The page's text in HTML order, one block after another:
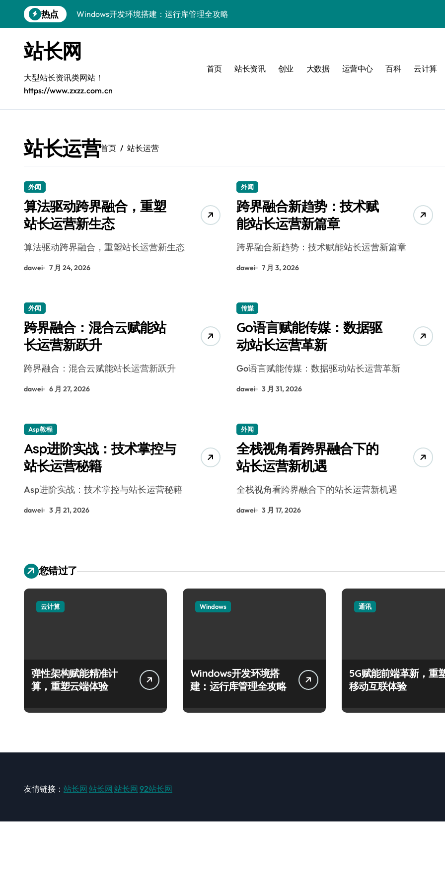
到
热点
Windows开发环境搭建：运行库管理全攻略
鸿蒙云架构下弹性计算优化探索
计算机视觉索引漏洞深度剖析与修复
弹性计算重塑云架构：降本增效实战指南
驭5G之速，铸iOS移动互联新标杆
快速定位漏洞，优化索引效率
站长网
大型站长资讯类网站！
https://www.zxzz.com.cn
首页 站长资讯 创业 大数据 运营中心 百科 云计算
站长运营首页 站长运营
外闻
算法驱动跨界融合，重塑
站长运营新生态
算法驱动跨界融合，重塑站长运营新生态
dawei 7 月 24, 2026
外闻
跨界融合新趋势：技术赋
能站长运营新篇章
跨界融合新趋势：技术赋能站长运营新篇章
dawei 7 月 3, 2026
外闻
跨界融合：混合云赋能站
长运营新跃升
跨界融合：混合云赋能站长运营新跃升
dawei 6 月 27, 2026
传媒
Go语言赋能传媒：数据驱
动站长运营革新
Go语言赋能传媒：数据驱动站长运营革新
dawei 3 月 31, 2026
Asp教程
Asp进阶实战：技术掌控与
站长运营秘籍
Asp进阶实战：技术掌控与站长运营秘籍
dawei 3 月 21, 2026
外闻
全栈视角看跨界融合下的
站长运营新机遇
全栈视角看跨界融合下的站长运营新机遇
dawei 3 月 17, 2026
您错过了
云计算
弹性架构赋能精准计
算，重塑云端体验
Windows
Windows开发环境搭
建：运行库管理全攻略
通讯
5G赋能前端革新，重
移动互联体验
友情链接： 站长网 站长网 站长网 92站长网